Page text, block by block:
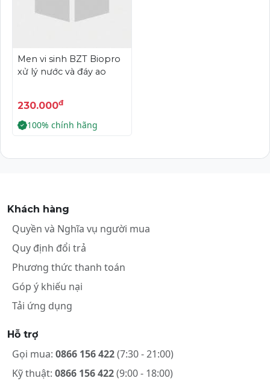
Men vi sinh BZT Biopro
xử lý nước và đáy ao
230.000đ
100% chính hãng
Khách hàng
Quyền và Nghĩa vụ người mua
Quy định đổi trả
Phương thức thanh toán
Góp ý khiếu nại
Tải ứng dụng
Hỗ trợ
Gọi mua: 0866 156 422(7:30 - 21:00)
Kỹ thuật: 0866 156 422(9:00 - 18:00)